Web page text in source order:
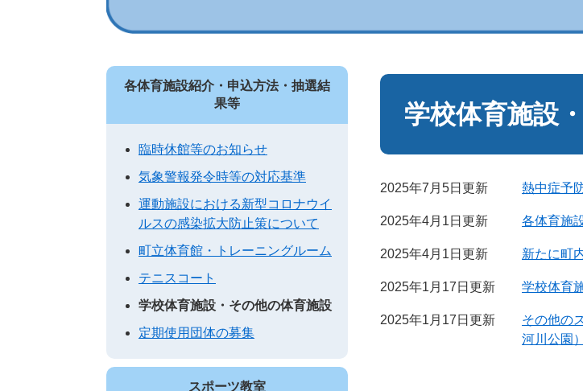
学校体育施設
2025年7月5日更新 熱中症予
2025年4月1日更新 各体育施
2025年4月1日更新 新たに町
2025年1月17日更新 学校体育
2025年1月17日更新
その他の
河川公園）
各体育施設紹介・申込方法・抽選結
果等
臨時休館等のお知らせ
気象警報発令時等の対応基準
運動施設における新型コロナウイ
ルスの感染拡大防止策について
町立体育館・トレーニングルーム
テニスコート
学校体育施設・その他の体育施設
定期使用団体の募集
スポーツ教室